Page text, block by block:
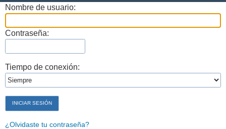
Nombre de usuario:
Contraseña:
Tiempo de conexión:
¿Olvidaste tu contraseña?